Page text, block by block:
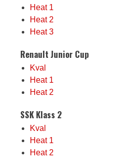
Heat 1
Heat 2
Heat 3
Renault Junior Cup
Kval
Heat 1
Heat 2
SSK Klass 2
Kval
Heat 1
Heat 2